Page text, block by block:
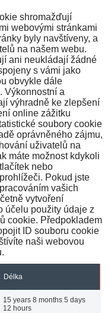
shromažďují
webovými stránkami
byly navštíveny, a
na našem webu.
ani neukládají žádné
s vámi jako
obvykle dále
Výkonnostní a
výhradně ke zlepšení
online zážitku
soubory cookie
oprávněného zájmu,
uživatelů na
máte možnost kdykoli
nebo
Pokud jste
vašich
vytvoření
účelu použity údaje z
cookie. Předpokladem
ID souboru cookie
naši webovou
Délka
15 years 8 months 5 days
12 hours